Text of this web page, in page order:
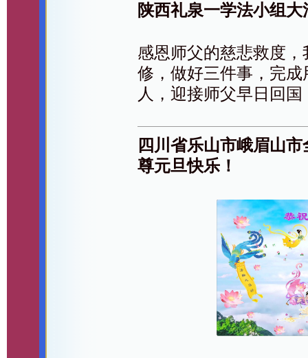
陕西礼泉一学法小组
感恩师父的慈悲救度
修，做好三件事，完
人，迎接师父早日回
四川省乐山市峨眉山
尊元旦快乐！